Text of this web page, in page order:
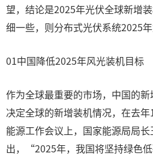
望，结论是2025年光伏全球新增
细一些，则分布式光伏系统2025年
01中国降低2025年风光装机目标
作为全球最重要的市场，中国的
决定全球的新增装机情况，在去
能源工作会议上，国家能源局局
出，“2025年，我国将坚持绿色